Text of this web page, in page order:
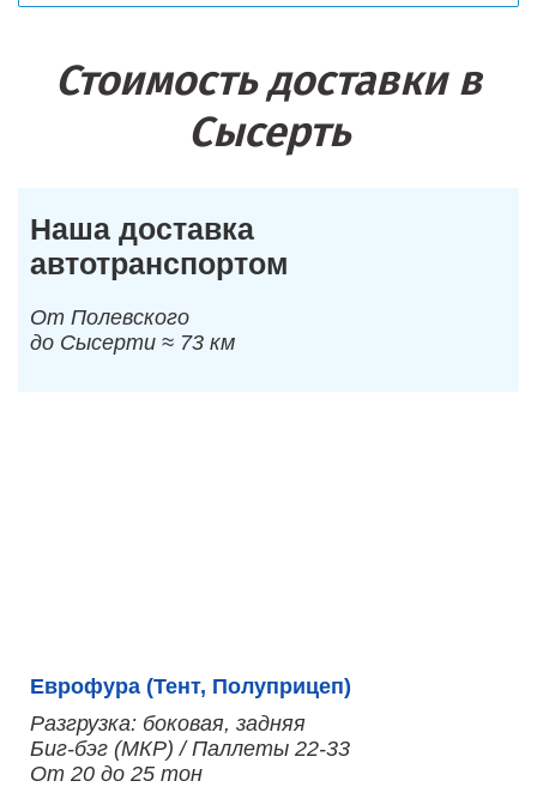
Стоимость доставки в
Сысерть
Наша доставка
автотранспортом
От Полевского
до Сысерти ≈ 73 км
Еврофура (Тент, Полуприцеп)
Разгрузка: боковая, задняя
Биг-бэг (МКР) / Паллеты 22-33
От 20 до 25 тон